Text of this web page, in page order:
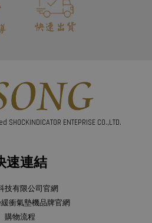
ENTEPRISE CO.,LTD.
速連結
技有限公司官網
緩衝氣墊機品牌官網
購物流程